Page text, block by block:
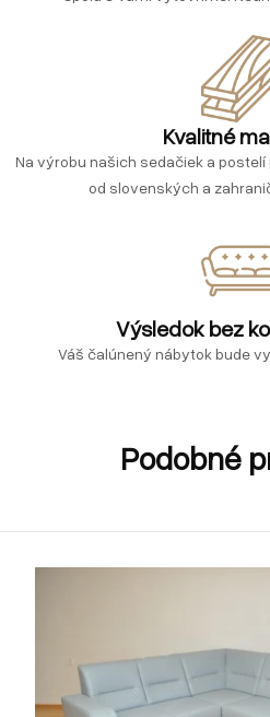
Kvalitné
Na výrobu našich sedačiek a
od slovenských a
Výsledok bez
Váš čalúnený nábytok bude
Podobné